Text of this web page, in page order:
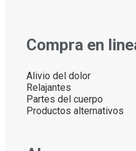
Compra en
Alivio del dolor
Relajantes
Partes del cuerpo
Productos alternativos